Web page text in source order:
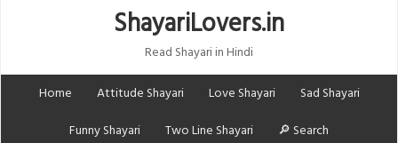
ShayariLovers.in
Read Shayari in Hindi
Home
Attitude Shayari Love Shayari
Sad Shayari
Funny Shayari
Two Line Shayari 🔎 Search